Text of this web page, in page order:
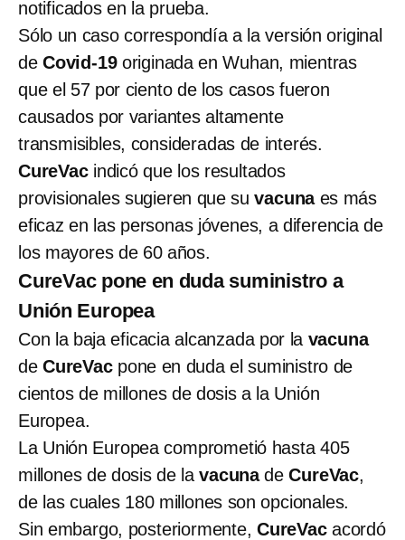
notificados en la prueba.
Sólo un caso correspondía a la versión original
de Covid-19originada en Wuhan, mientras
que el 57 por ciento de los casos fueron
causados por variantes altamente
transmisibles, consideradas de interés.
CureVacindicó que los resultados
provisionales sugieren que suvacuna es más
eficaz en las personas jóvenes, a diferencia de
los mayores de 60 años.
CureVac pone en duda suministro a
Unión Europea
Con la baja eficacia alcanzada por la vacuna
de CureVac pone en duda el suministro de
cientos de millones de dosis a la Unión
Europea.
La Unión Europea comprometió hasta 405
millones de dosis de lavacunadeCureVac,
de las cuales 180 millones son opcionales.
Sin embargo, posteriormente, CureVac acordó